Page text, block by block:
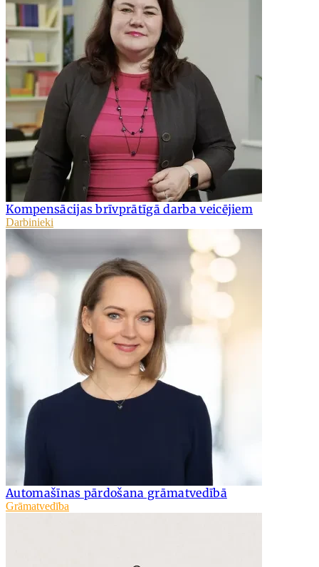
Kompensācijas brīvprātīgā darba veicējiem
Darbinieki
Automašīnas pārdošana grāmatvedībā
Grāmatvedība